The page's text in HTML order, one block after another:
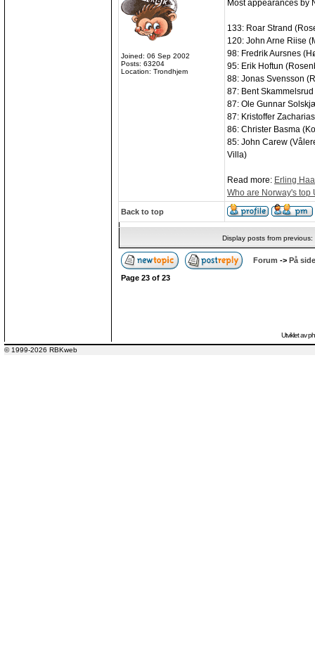
Joined: 06 Sep 2002
Posts: 63204
Location: Trondhjem
Most appearances by
133: Roar Strand
120: John Arne Riise
98: Fredrik Aursnes
95: Erik Hoftun
88: Jonas Svensson
87: Bent
87: Ole Gunnar
87: Kristoffer
86: Christer Basma
85: John Carew
Villa)
Read more: Erling
Who are Norway's top
Back to top
Display posts from previous:
Forum -> På
Page 23 of 23
Utviklet av
© 1999-2026 RBKweb